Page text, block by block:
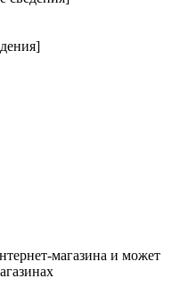
магазина и может